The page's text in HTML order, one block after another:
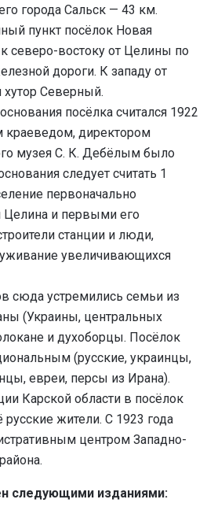
города Сальск — 43 км.
пункт посёлок Новая
северо-востоку от Целины по
дороги. К западу от
Северный.
посёлка считался 1922
краеведом, директором
музея С. К. Дебёлым было
следует считать 1
первоначально
Целина и первыми его
станции и люди,
увеличивающихся
сюда устремились семьи из
(Украины, центральных
и духоборцы. Посёлок
(русские, украинцы,
евреи, персы из Ирана).
Карской области в посёлок
жители. С 1923 года
центром Западно-
следующими изданиями: